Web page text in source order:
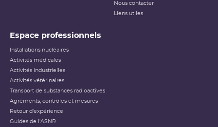
Nous contacter
Liens utiles
Espace professionnels
Installations nucléaires
Activités médicales
Activités industrielles
Activités vétérinaires
Transport de substances radioactives
Agréments, contrôles et mesures
Retour d'expérience
Guides de l'ASNR